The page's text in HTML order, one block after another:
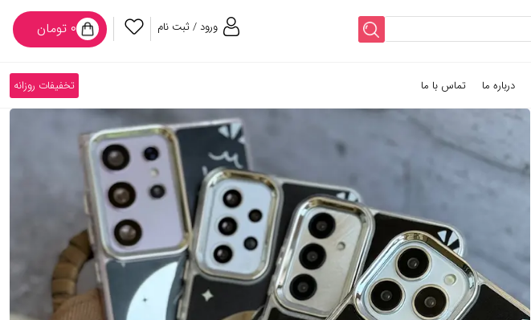
ورود / ثبت نام ۰ تومان
درباره ما تماس با ما تخفیفات روزانه